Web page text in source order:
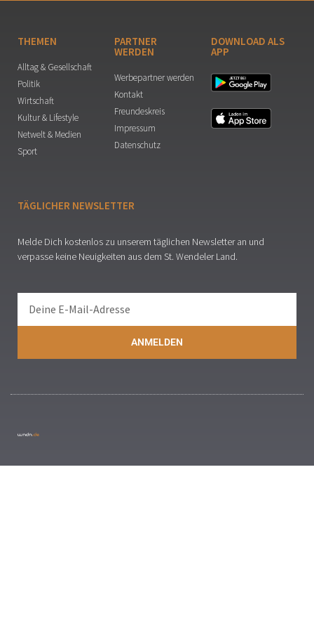
THEMEN
Alltag & Gesellschaft
Politik
Wirtschaft
Kultur & Lifestyle
Netwelt & Medien
Sport
PARTNER
WERDEN
Werbepartner werden
Kontakt
Freundeskreis
Impressum
Datenschutz
DOWNLOAD ALS
APP
TÄGLICHER NEWSLETTER
Melde Dich kostenlos zu unserem täglichen Newsletter an und
verpasse keine Neuigkeiten aus dem St. Wendeler Land.
ANMELDEN